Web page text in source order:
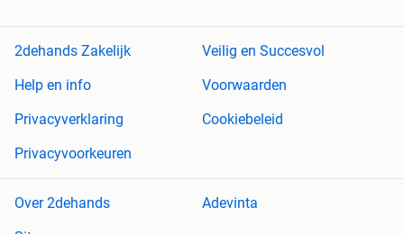
2dehands Zakelijk
Veilig en Succesvol
Help en info
Voorwaarden
Privacyverklaring
Cookiebeleid
Privacyvoorkeuren
Over 2dehands
Adevinta